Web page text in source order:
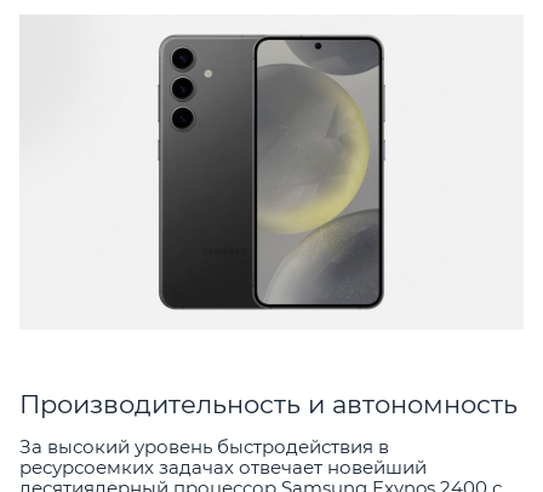
Производительность и автономность
За высокий уровень быстродействия в
ресурсоемких задачах отвечает новейший